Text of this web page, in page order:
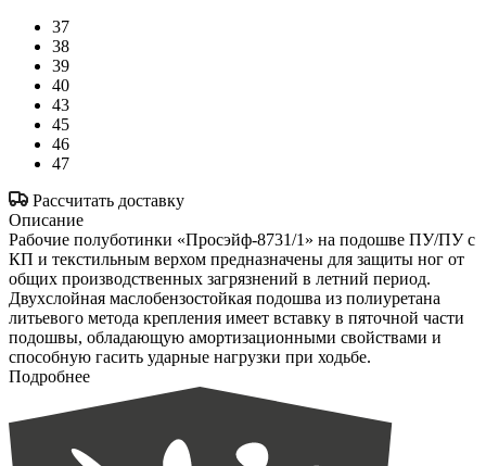
37
38
39
40
43
45
46
47
Рассчитать доставку
Описание
Рабочие полуботинки «Просэйф-8731/1» на подошве ПУ/ПУ с
КП и текстильным верхом предназначены для защиты ног от
общих производственных загрязнений в летний период.
Двухслойная маслобензостойкая подошва из полиуретана
литьевого метода крепления имеет вставку в пяточной части
подошвы, обладающую амортизационными свойствами и
способную гасить ударные нагрузки при ходьбе.
Подробнее